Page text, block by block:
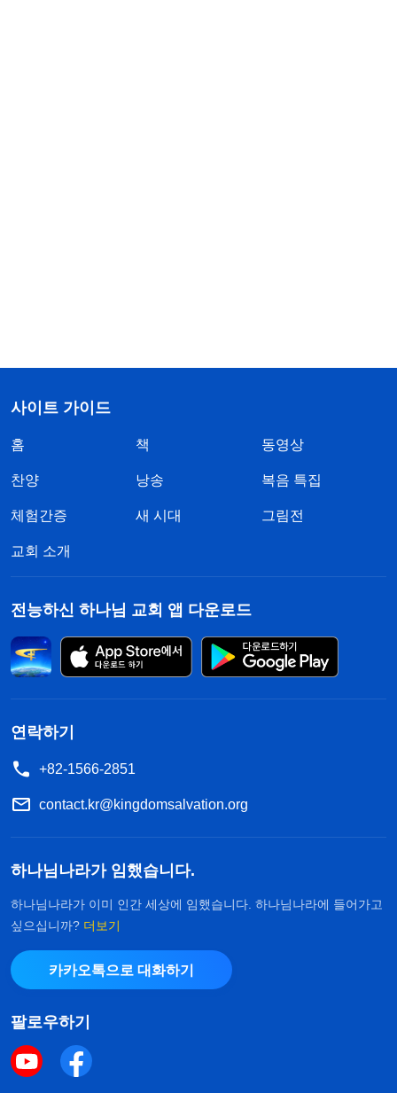
사이트 가이드
홈 책 동영상
찬양 낭송 복음 특집
체험간증 새 시대 그림전
교회 소개
전능하신 하나님 교회 앱 다운로드
연락하기
+82-1566-2851
contact.kr@kingdomsalvation.org
하나님나라가 임했습니다.
하나님나라가 이미 인간 세상에 임했습니다. 하나님나라에 들어가고
싶으십니까? 더보기
카카오톡으로 대화하기
팔로우하기